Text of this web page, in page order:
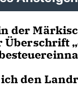
der
den